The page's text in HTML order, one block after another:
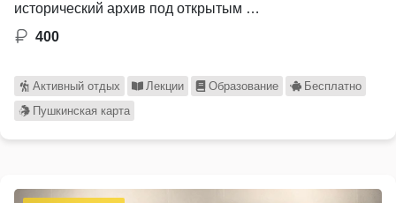
исторический архив под открытым …
400
Активный отдых Лекции Образование
Бесплатно
Пушкинская карта